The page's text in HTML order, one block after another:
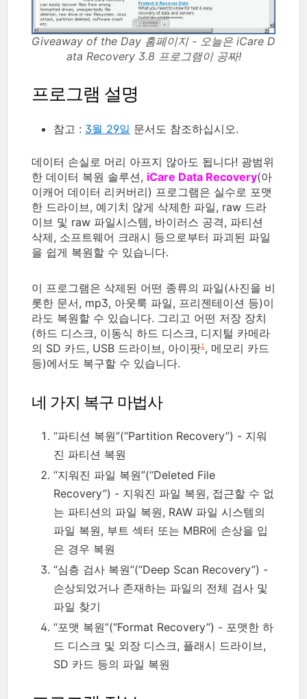
Giveaway of the Day 홈페이지 - 오늘은 iCare D
ata Recovery 3.8 프로그램이 공짜!
프로그램 설명
참고 : 3월 29일 문서도 참조하십시오.
데이터 손실로 머리 아프지 않아도 됩니다! 광범위
한 데이터 복원 솔루션, iCare Data Recovery(아
이캐어 데이터 리커버리) 프로그램은 실수로 포맷
한 드라이브, 예기치 않게 삭제한 파일, raw 드라
이브 및 raw 파일시스템, 바이러스 공격, 파티션
삭제, 소프트웨어 크래시 등으로부터 파괴된 파일
을 쉽게 복원할 수 있습니다.
이 프로그램은 삭제된 어떤 종류의 파일(사진을 비
롯한 문서, mp3, 아웃룩 파일, 프리젠테이션 등)이
라도 복원할 수 있습니다. 그리고 어떤 저장 장치
(하드 디스크, 이동식 하드 디스크, 디지털 카메라
의 SD 카드, USB 드라이브, 아이팟1 , 메모리 카드
등)에서도 복구할 수 있습니다.
네 가지 복구 마법사
“파티션 복원”(“Partition Recovery”) - 지워
진 파티션 복원
“지워진 파일 복원”(“Deleted File
Recovery”) - 지워진 파일 복원, 접근할 수 없
는 파티션의 파일 복원, RAW 파일 시스템의
파일 복원, 부트 섹터 또는 MBR에 손상을 입
은 경우 복원
“심층 검사 복원”(“Deep Scan Recovery”) -
손상되었거나 존재하는 파일의 전체 검사 및
파일 찾기
“포맷 복원”(“Format Recovery”) - 포맷한 하
드 디스크 및 외장 디스크, 플래시 드라이브,
SD 카드 등의 파일 복원